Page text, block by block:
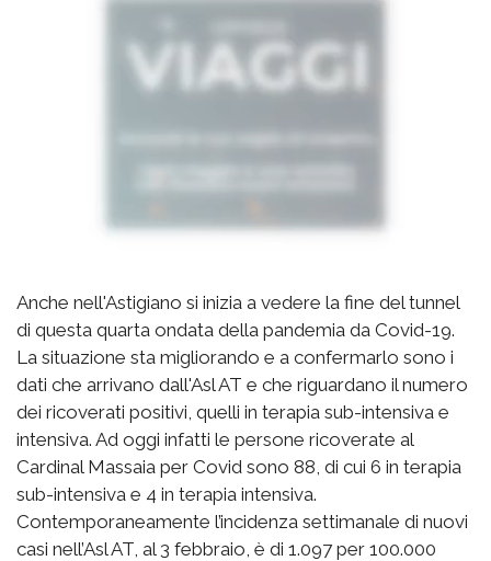
Anche nell'Astigiano si inizia a vedere la fine del tunnel
di questa quarta ondata della pandemia da Covid-19.
La situazione sta migliorando e a confermarlo sono i
dati che arrivano dall'Asl AT e che riguardano il numero
dei ricoverati positivi, quelli in terapia sub-intensiva e
intensiva. Ad oggi infatti le persone ricoverate al
Cardinal Massaia per Covid sono 88, di cui 6 in terapia
sub-intensiva e 4 in terapia intensiva.
Contemporaneamente l’incidenza settimanale di nuovi
casi nell’Asl AT, al 3 febbraio, è di 1.097 per 100.000